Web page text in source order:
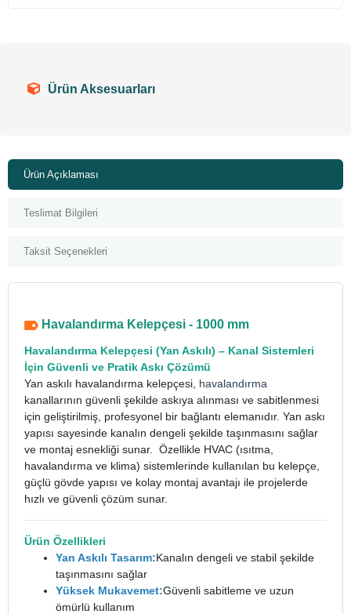
Ürün Aksesuarları
Ürün Açıklaması
Teslimat Bilgileri
Taksit Seçenekleri
Havalandırma Kelepçesi - 1000 mm
Havalandırma Kelepçesi (Yan Askılı) – Kanal Sistemleri
İçin Güvenli ve Pratik Askı Çözümü
Yan askılı havalandırma kelepçesi, havalandırma
kanallarının güvenli şekilde askıya alınması ve sabitlenmesi
için geliştirilmiş, profesyonel bir bağlantı elemanıdır. Yan askı
yapısı sayesinde kanalın dengeli şekilde taşınmasını sağlar
ve montaj esnekliği sunar. Özellikle HVAC (ısıtma,
havalandırma ve klima) sistemlerinde kullanılan bu kelepçe,
güçlü gövde yapısı ve kolay montaj avantajı ile projelerde
hızlı ve güvenli çözüm sunar.
Ürün Özellikleri
Yan Askılı Tasarım:Kanalın dengeli ve stabil şekilde
taşınmasını sağlar
Yüksek Mukavemet:Güvenli sabitleme ve uzun
ömürlü kullanım